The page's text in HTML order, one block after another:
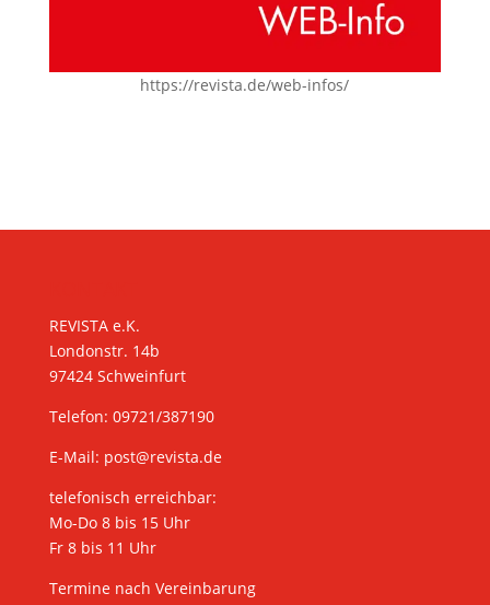
https://revista.de/web-infos/
REVISTA e.K.
Londonstr. 14b
97424 Schweinfurt
Telefon: 09721/387190
E-Mail: post@revista.de
telefonisch erreichbar:
Mo-Do 8 bis 15 Uhr
Fr 8 bis 11 Uhr
Termine nach Vereinbarung